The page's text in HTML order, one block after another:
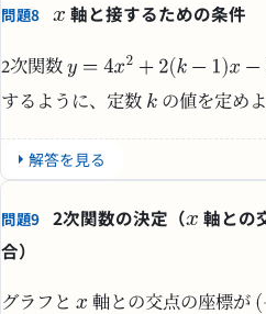
問題8 軸と接するための条件
2次関数
するように、定数
の値を定めよ
解答を見る
問題9 2次関数の決定（
軸との
合）
グラフと 軸との交点の座標が